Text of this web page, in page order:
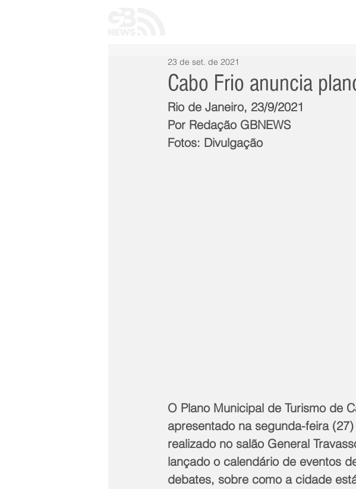
Cabo Frio anuncia
23 de set. de 2021
Rio de Janeiro, 23/9/2021
Por Redação GBNEWS
Fotos: Divulgação
O Plano Municipal de Turismo de
apresentado na segunda-feira
realizado no salão General
lançado o calendário de eventos
debates, sobre como a cidade